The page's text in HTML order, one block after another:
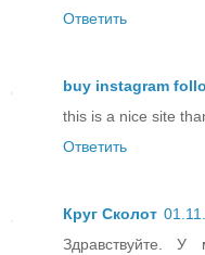
Ответить
buy instagram
this is a nice site
Ответить
Круг Сколот
Здравствуйте. У